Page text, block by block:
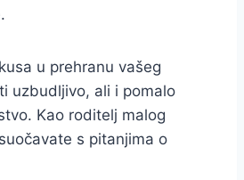
u prehranu vašeg
uzbudljivo, ali i pomalo
Kao roditelj malog
s pitanjima o